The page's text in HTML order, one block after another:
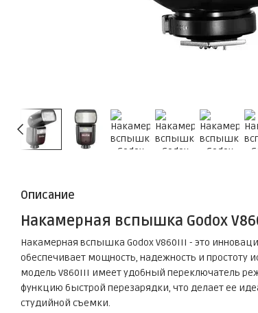
Описание
Накамерная вспышка Godox
Накамерная вспышка Godox V860III - это
обеспечивает мощность, надежность и простоту
модель V860III имеет удобный переключатель
функцию быстрой перезарядки, что делает ее
студийной съемки.